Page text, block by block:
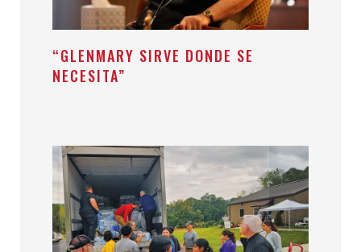
“GLENMARY SIRVE DONDE SE
NECESITA”